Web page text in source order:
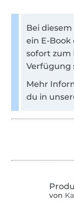
Bei
ein E-
sofort zum
Verfügung
Mehr
du in
von